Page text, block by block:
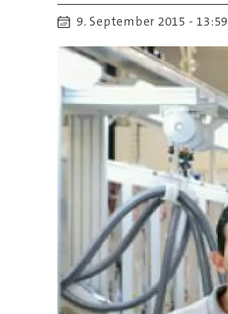
9. September 2015 - 13:59